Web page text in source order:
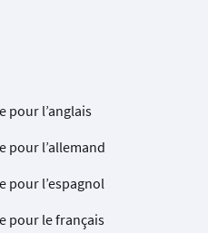
pour l’anglais
pour l’allemand
pour l’espagnol
pour le français